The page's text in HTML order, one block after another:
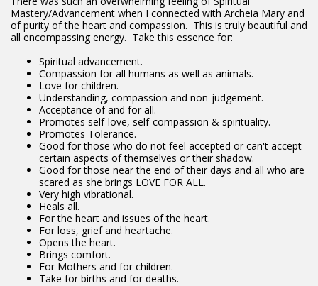
Mastery/Advancement when I connected with Archeia Mary and
of purity of the heart and compassion. This is truly beautiful and
all encompassing energy. Take this essence for:
Spiritual advancement.
Compassion for all humans as well as animals.
Love for children.
Understanding, compassion and non-judgement.
Acceptance of and for all.
Promotes self-love, self-compassion & spirituality.
Promotes Tolerance.
Good for those who do not feel accepted or can't accept
certain aspects of themselves or their shadow.
Good for those near the end of their days and all who are
scared as she brings LOVE FOR ALL.
Very high vibrational.
Heals all.
For the heart and issues of the heart.
For loss, grief and heartache.
Opens the heart.
Brings comfort.
For Mothers and for children.
Take for births and for deaths.